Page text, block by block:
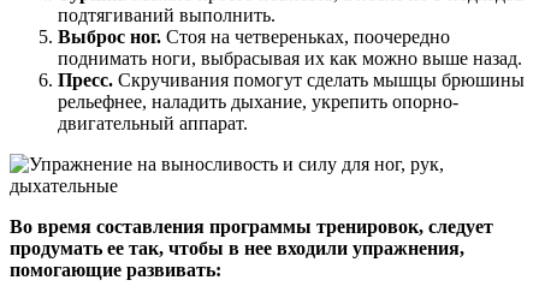
подтягиваний выполнить.
Выброс ног. Стоя на четвереньках, поочередно
поднимать ноги, выбрасывая их как можно выше назад.
Пресс. Скручивания помогут сделать мышцы брюшины
рельефнее, наладить дыхание, укрепить опорно-
двигательный аппарат.
Во время составления программы тренировок, следует
продумать ее так, чтобы в нее входили упражнения,
помогающие развивать: